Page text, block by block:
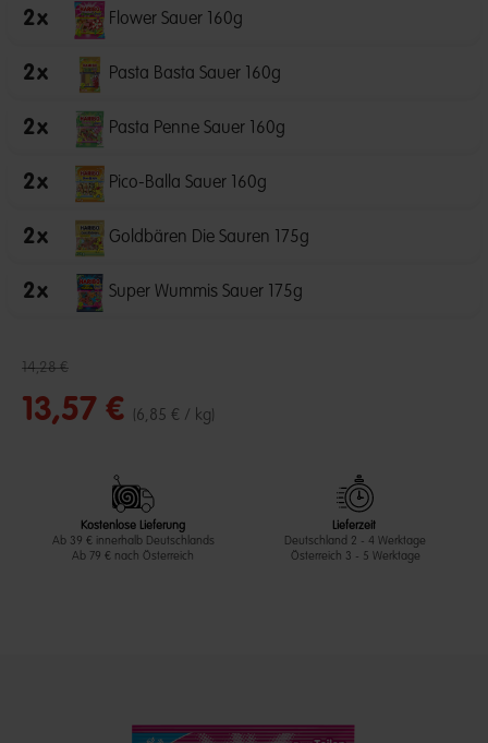
2x Flower Sauer 160g
2x Pasta Basta Sauer 160g
2x Pasta Penne Sauer 160g
2x Pico-Balla Sauer 160g
2x Goldbären Die Sauren 175g
2x Super Wummis Sauer 175g
14,28 €
13,57 € (6,85 € / kg)
Kostenlose Lieferung
Ab 39 € innerhalb Deutschlands
Ab 79 € nach Österreich
Lieferzeit
Deutschland 2 - 4 Werktage
Österreich 3 - 5 Werktage